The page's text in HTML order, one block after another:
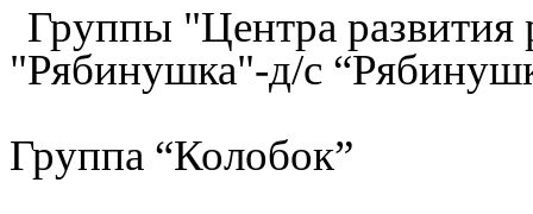
Группы "Центра развития
"Рябинушка"-д/с
Группа “Колобок”